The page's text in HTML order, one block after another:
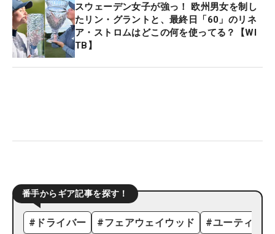
スウェーデン女子が強っ！ 欧州男女を制し
たリン・グラントと、最終日「60」のリネ
ア・ストロムはどこの何を使ってる？【WI
TB】
番手からギア記事を探す！
# ドライバー #フェアウェイウッド #ユーティリ